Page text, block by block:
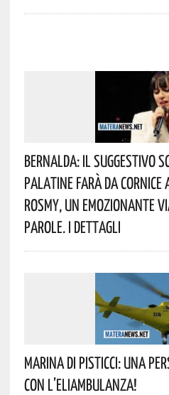
Bernalda: Il Suggestivo
Palatine Farà Da
Rosmy, Un Emozionante
Parole. I Dettagli
Marina Di Pisticci: Una
Con L’eliambulanza!